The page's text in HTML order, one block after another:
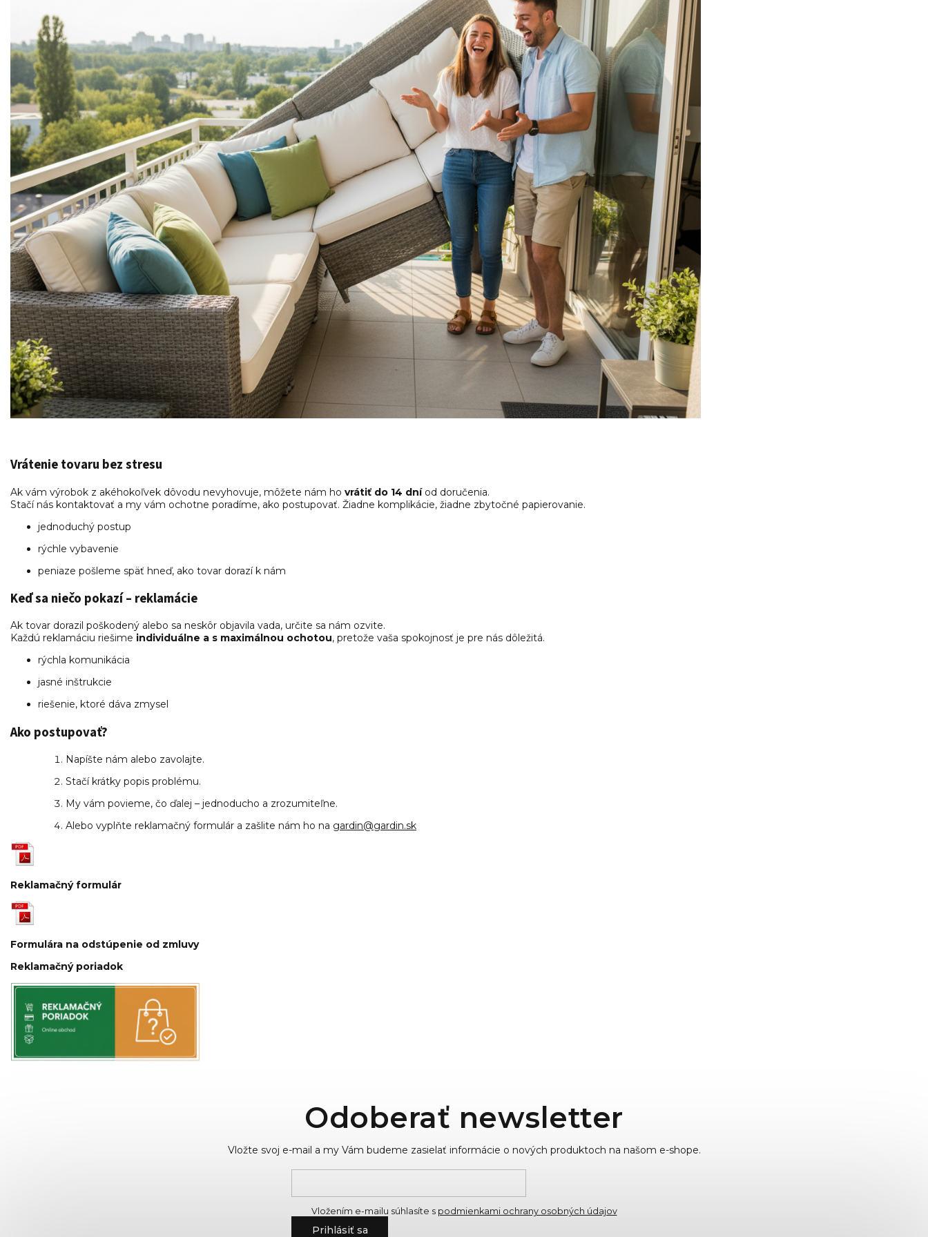
Vrátenie tovaru bez stresu
Ak vám výrobok z akéhokoľvek dôvodu nevyhovuje, môžete nám ho vrátiť do 14 dníod doručenia.
Stačí nás kontaktovať a my vám ochotne poradíme, ako postupovať. Žiadne komplikácie, žiadne zbytočné papierovanie.
jednoduchý postup
rýchle vybavenie
peniaze pošleme späť hneď, ako tovar dorazí k nám
Keď sa niečo pokazí – reklamácie
Ak tovar dorazil poškodený alebo sa neskôr objavila vada, určite sa nám ozvite.
Každú reklamáciu riešime individuálne a s maximálnou ochotou, pretože vaša spokojnosť je pre nás dôležitá.
rýchla komunikácia
jasné inštrukcie
riešenie, ktoré dáva zmysel
Ako postupovať?
Napíšte nám alebo zavolajte.
Stačí krátky popis problému.
My vám povieme, čo ďalej – jednoducho a zrozumiteľne.
Alebo vyplňte reklamačný formulár a zašlite nám ho na gardin@gardin.sk
Reklamačný formulár
Formulára na odstúpenie od zmluvy
Reklamačný poriadok
Odoberať newsletter
Vložte svoj e-mail a my Vám budeme zasielať informácie o nových produktoch na našom e-shope.
Vložením e-mailu súhlasíte s podmienkami ochrany osobných údajov
Prihlásiť sa